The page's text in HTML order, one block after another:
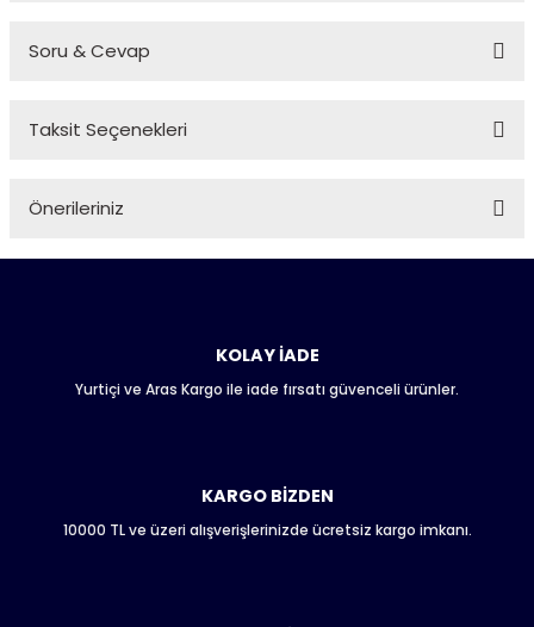
Soru & Cevap
Ürün hakkında henüz soru sorulmamış.
Taksit Seçenekleri
Önerileriniz
Bu ürünün fiyat bilgisi, resim, ürün açıklamalarında ve diğer
Ürün resmi kalitesiz, bozuk veya görüntülenemiyor.
Ürün fiyatı diğer sitelerden daha pahalı.
Bu ürüne benzer farklı alternatifler olmalı.
KOLAY İADE
Yurtiçi ve Aras Kargo ile iade fırsatı güvenceli ürünler.
KARGO BİZDEN
10000 TL ve üzeri alışverişlerinizde ücretsiz kargo imkanı.